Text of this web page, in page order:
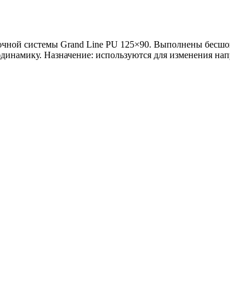
системы Grand Line PU 125×90. Выполнены
Назначение: используются для изменения